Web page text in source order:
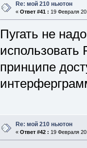
Re: мой 210 ньютон
« Ответ #41 : 19 Февраля
Пугать не
использовать
принципе
Re: мой 210 ньютон
« Ответ #42 : 19 Февраля